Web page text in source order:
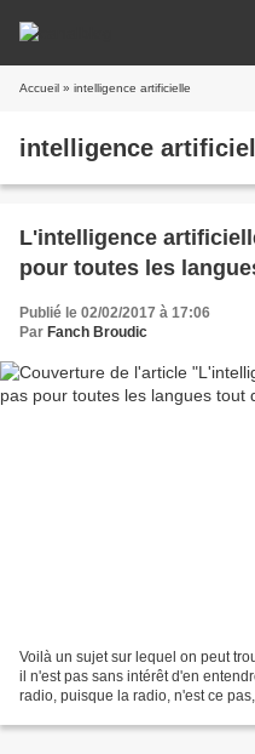
Accueil » intelligence artificielle
intelligence
L'intelligence
pour toutes les
Publié le 02/02/2017 à 17:06
Par Fanch Broudic
Voilà un sujet sur lequel on peut
il n'est pas sans intérêt d'en
radio, puisque la radio, n'est ce